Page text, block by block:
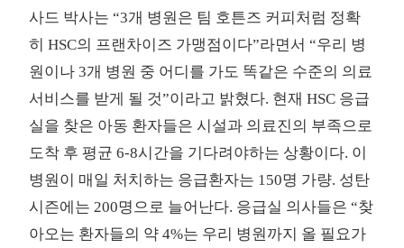
사드 박사는 “3개 병원은 팀 호튼즈 커피처럼 정확
히 HSC의 프랜차이즈 가맹점이다”라면서 “우리 병
원이나 3개 병원 중 어디를 가도 똑같은 수준의 의료
서비스를 받게 될 것”이라고 밝혔다. 현재 HSC 응급
실을 찾은 아동 환자들은 시설과 의료진의 부족으로
도착 후 평균 6-8시간을 기다려야하는 상황이다. 이
병원이 매일 처치하는 응급환자는 150명 가량. 성탄
시즌에는 200명으로 늘어난다. 응급실 의사들은 “찾
아오는 환자들의 약 4%는 우리 병원까지 올 필요가